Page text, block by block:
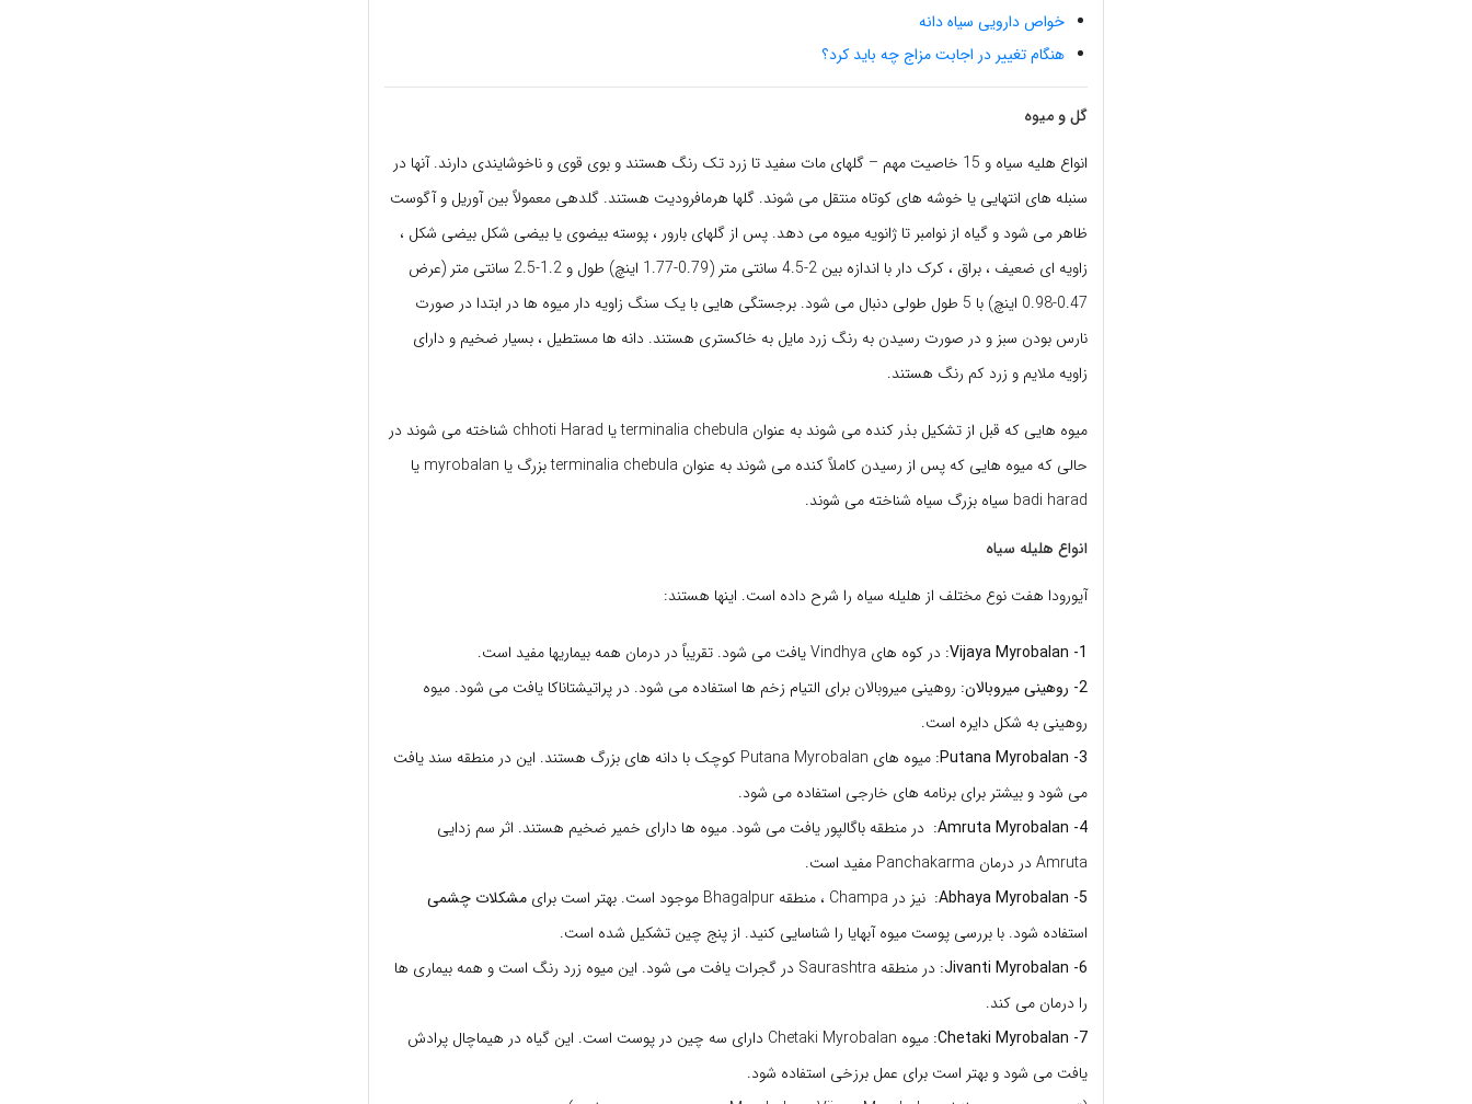
خواص دارویی سیاه دانه
هنگام تغییر در اجابت مزاج چه باید کرد؟
گل و میوه
انواع هلیه سیاه و 15 خاصیت مهم – گلهای مات سفید تا زرد تک رنگ هستند و بوی قوی و ناخوشایندی دارند. آنها در
سنبله های انتهایی یا خوشه های کوتاه منتقل می شوند. گلها هرمافرودیت هستند. گلدهی معمولاً بین آوریل و آگوست
ظاهر می شود و گیاه از نوامبر تا ژانویه میوه می دهد. پس از گلهای بارور ، پوسته بیضوی یا بیضی شکل بیضی شکل ،
زاویه ای ضعیف ، براق ، کرک دار با اندازه بین 2-4.5 سانتی متر (0.79-1.77 اینچ) طول و 1.2-2.5 سانتی متر (عرض
0.47-0.98 اینچ) با 5 طول طولی دنبال می شود. برجستگی هایی با یک سنگ زاویه دار میوه ها در ابتدا در صورت
نارس بودن سبز و در صورت رسیدن به رنگ زرد مایل به خاکستری هستند. دانه ها مستطیل ، بسیار ضخیم و دارای
زاویه ملایم و زرد کم رنگ هستند.
میوه هایی که قبل از تشکیل بذر کنده می شوند به عنوان terminalia chebula یا chhoti Harad شناخته می شوند در
حالی که میوه هایی که پس از رسیدن کاملاً کنده می شوند به عنوان terminalia chebula بزرگ یا myrobalan یا
badi harad سیاه بزرگ سیاه شناخته می شوند.
انواع هلیله سیاه
آیورودا هفت نوع مختلف از هلیله سیاه را شرح داده است. اینها هستند:
1- Vijaya Myrobalan:
در کوه های Vindhya یافت می شود. تقریباً در درمان همه بیماریها مفید است.
2- روهینی میروبالان:
روهینی میروبالان برای التیام زخم ها استفاده می شود. در پراتیشتاناکا یافت می شود. میوه
روهینی به شکل دایره است.
3- Putana Myrobalan:
میوه های Putana Myrobalan کوچک با دانه های بزرگ هستند. این در منطقه سند یافت
می شود و بیشتر برای برنامه های خارجی استفاده می شود.
4- Amruta Myrobalan:
در منطقه باگالپور یافت می شود. میوه ها دارای خمیر ضخیم هستند. اثر سم زدایی
Amruta در درمان Panchakarma مفید است.
5- Abhaya Myrobalan:
نیز در Champa ، منطقه Bhagalpur موجود است. بهتر است برای
مشکلات چشمی
استفاده شود. با بررسی پوست میوه آبهایا را شناسایی کنید. از پنج چین تشکیل شده است.
6- Jivanti Myrobalan:
در منطقه Saurashtra در گجرات یافت می شود. این میوه زرد رنگ است و همه بیماری ها
را درمان می کند.
7- Chetaki Myrobalan:
میوه Chetaki Myrobalan دارای سه چین در پوست است. این گیاه در هیماچال پرادش
یافت می شود و بهتر است برای عمل برزخی استفاده شود.